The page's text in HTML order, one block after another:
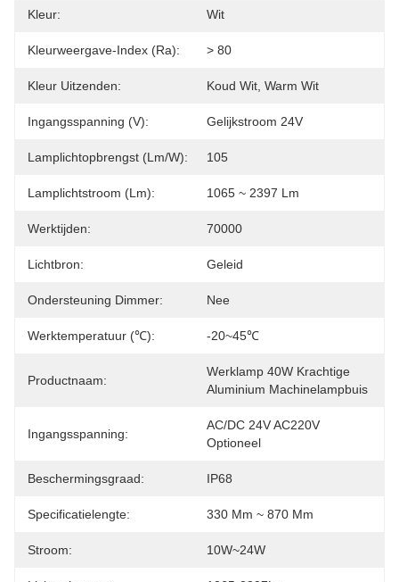
Kleur: Wit
Kleurweergave-Index (Ra): > 80
Kleur Uitzenden: Koud Wit, Warm Wit
Ingangsspanning (V): Gelijkstroom 24V
Lamplichtopbrengst (lm/w): 105
Lamplichtstroom (lm): 1065 ~ 2397 Lm
Werktijden: 70000
Lichtbron: Geleid
Ondersteuning Dimmer: Nee
Werktemperatuur (℃): -20~45℃
Productnaam:
Werklamp 40W Krachtige
Aluminium Machinelampbuis
Ingangsspanning:
AC/DC 24V AC220V
Optioneel
Beschermingsgraad: IP68
Specificatielengte: 330 Mm ~ 870 Mm
Stroom: 10W~24W